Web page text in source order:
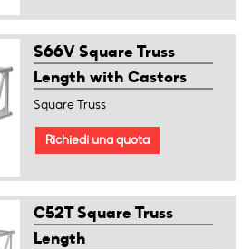
S66V Square Truss
Length with Castors
Square Truss
Richiedi una quota
C52T Square Truss
Length